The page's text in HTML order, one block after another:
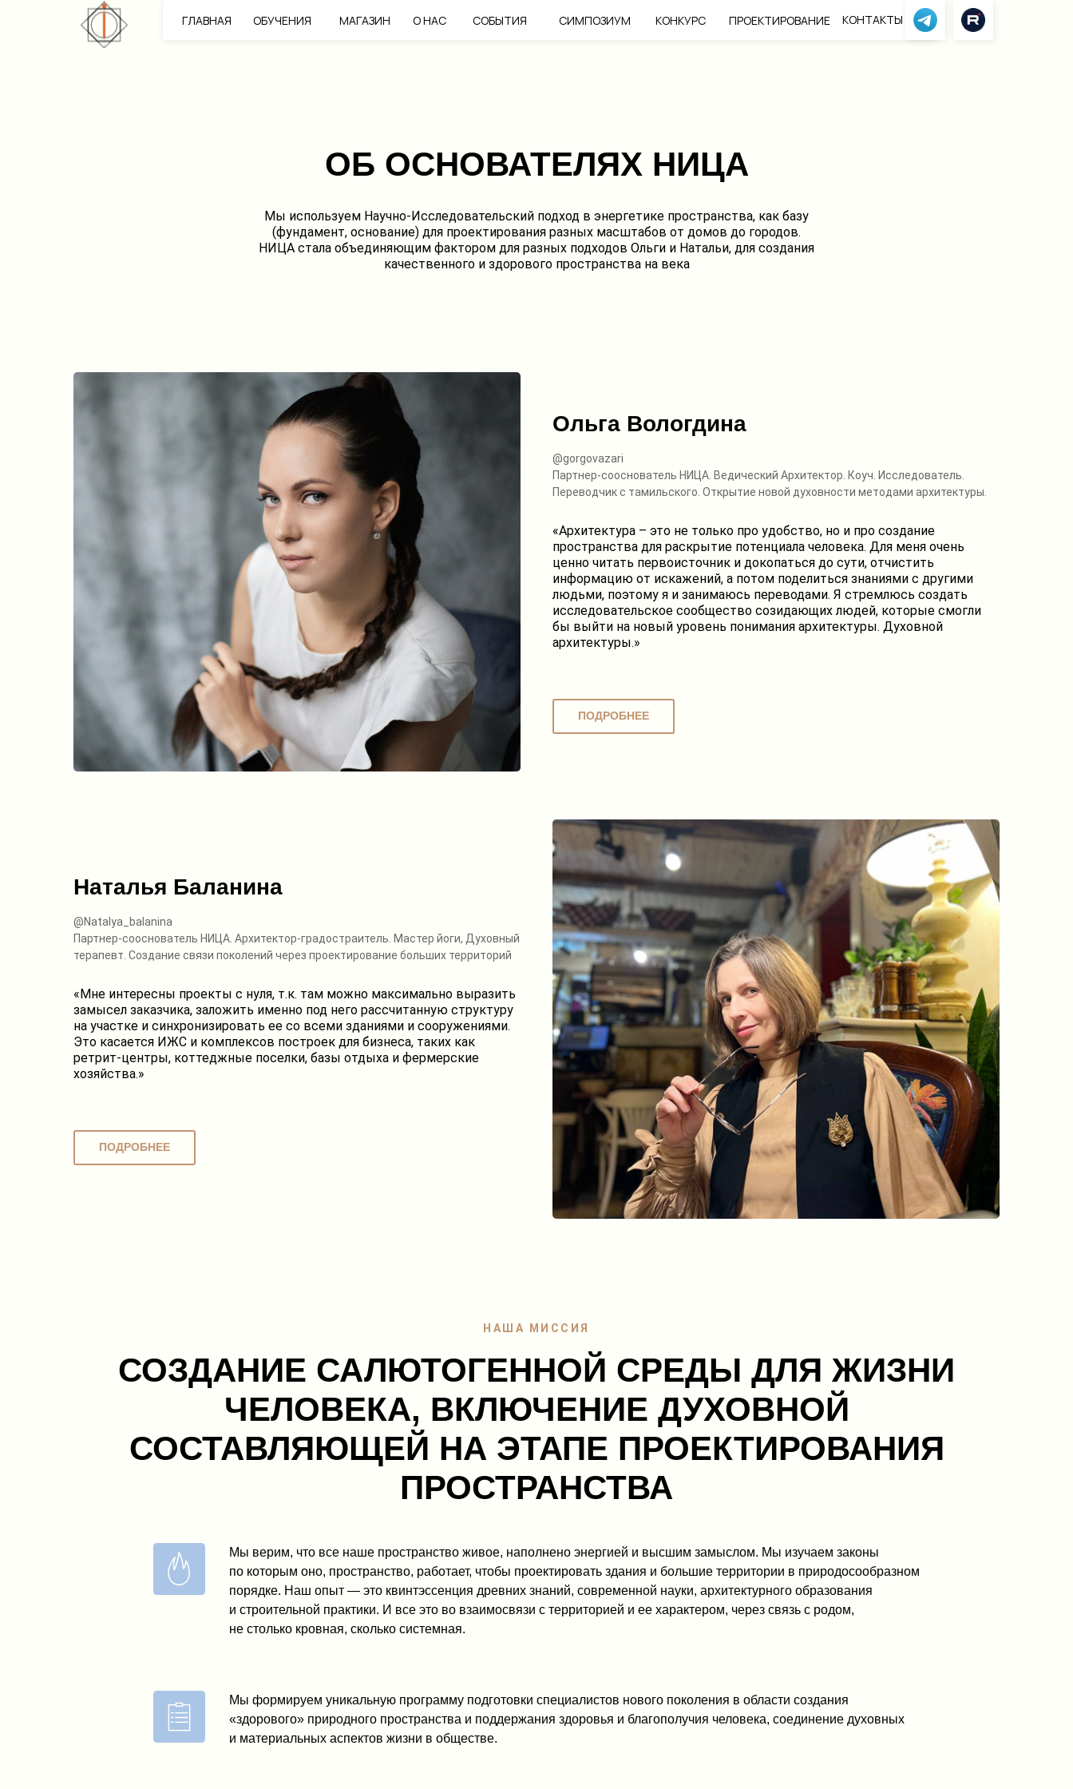
ОБУЧЕНИЯ
ГЛАВНАЯ МАГАЗИН О НАС СОБЫТИЯ СИМПОЗИУМ ПРОЕКТИРОВАНИЕ КОНТАКТЫ
КОНКУРС
ОБ ОСНОВАТЕЛЯХ НИЦА
Мы используем Научно-Исследовательский подход в энергетике пространства, как базу
(фундамент, основание) для проектирования разных масштабов от домов до городов.
НИЦА стала объединяющим фактором для разных подходов Ольги и Натальи, для создания
качественного и здорового пространства на века
Ольга Вологдина
@gorgovazari
Партнер-сооснователь НИЦА. Ведический Архитектор. Коуч. Исследователь.
Переводчик с тамильского. Открытие новой духовности методами архитектуры.
«Архитектура – это не только про удобство, но и про создание
пространства для раскрытие потенциала человека. Для меня очень
ценно читать первоисточник и докопаться до сути, отчистить
информацию от искажений, а потом поделиться знаниями с другими
людьми, поэтому я и занимаюсь переводами. Я стремлюсь создать
исследовательское сообщество созидающих людей, которые смогли
бы выйти на новый уровень понимания архитектуры. Духовной
архитектуры.»
ПОДРОБНЕЕ
Наталья Баланина
@Natalya_balanina
Партнер-сооснователь НИЦА. Архитектор-градостраитель. Мастер йоги, Духовный
терапевт. Создание связи поколений через проектирование больших территорий
«Мне интересны проекты с нуля, т.к. там можно максимально выразить
замысел заказчика, заложить именно под него рассчитанную структуру
на участке и синхронизировать ее со всеми зданиями и сооружениями.
Это касается ИЖС и комплексов построек для бизнеса, таких как
ретрит-центры, коттеджные поселки, базы отдыха и фермерские
хозяйства.»
ПОДРОБНЕЕ
НАША МИССИЯ
СОЗДАНИЕ САЛЮТОГЕННОЙ СРЕДЫ ДЛЯ ЖИЗНИ
ЧЕЛОВЕКА, ВКЛЮЧЕНИЕ ДУХОВНОЙ
СОСТАВЛЯЮЩЕЙ НА ЭТАПЕ ПРОЕКТИРОВАНИЯ
ПРОСТРАНСТВА
Мы верим, что все наше пространство живое, наполнено энергией и высшим замыслом. Мы изучаем законы
по которым оно, пространство, работает, чтобы проектировать здания и большие территории в природосообразном
порядке. Наш опыт — это квинтэссенция древних знаний, современной науки, архитектурного образования
и строительной практики. И все это во взаимосвязи с территорией и ее характером, через связь с родом,
не столько кровная, сколько системная.
Мы формируем уникальную программу подготовки специалистов нового поколения в области создания
«здорового» природного пространства и поддержания здоровья и благополучия человека, соединение духовных
и материальных аспектов жизни в обществе.